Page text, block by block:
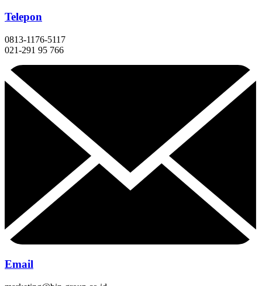
Telepon
0813-1176-5117
021-291 95 766
Email